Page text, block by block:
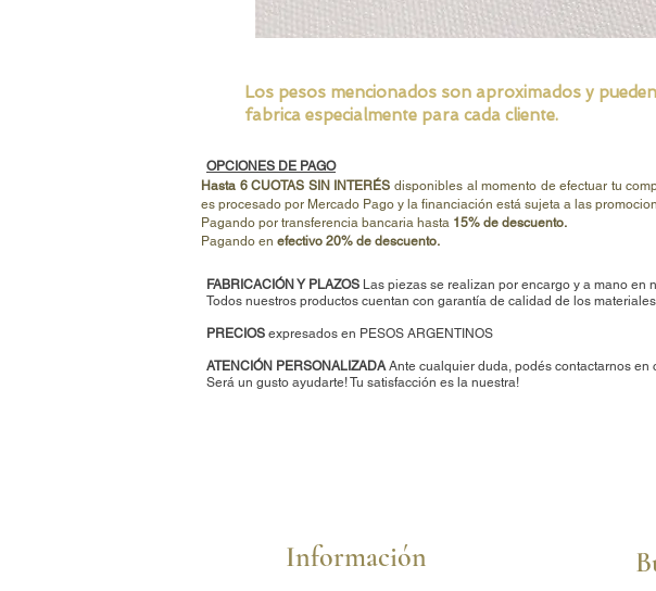
Los pesos mencionados son aproximados y
fabrica especialmente para cada cliente.
OPCIONES DE PAGO
Hasta 6 CUOTAS SIN INTERÉS disponibles al momento de efectuar tu
es procesado por Mercado Pago y la financiación está sujeta a las
Pagando por transferencia bancaria hasta 15% de descuento.
Pagando en efectivo 20% de descuento.
FABRICACIÓN Y PLAZOS Las piezas se realizan por encargo y a mano en
Todos nuestros productos cuentan con garantía de calidad de los
PRECIOS expresados en PESOS ARGENTINOS
ATENCIÓN PERSONALIZADAAnte cualquier duda, podés contactarnos en
Será un gusto ayudarte!Tu satisfacción es la nuestra!
Información